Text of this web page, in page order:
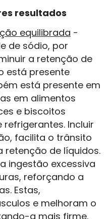
resultados
equilibrada -
de sódio, por
a retenção de
está presente
está presente em
em alimentos
e biscoitos
Incluir
facilita o trânsito
retenção de líquidos.
ingestão excessiva
reforçando a
Estas,
e melhoram o
a mais firme.